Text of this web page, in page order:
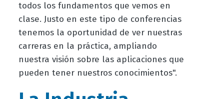
todos los fundamentos que vemos en
clase. Justo en este tipo de conferencias
tenemos la oportunidad de ver nuestras
carreras en la práctica, ampliando
nuestra visión sobre las aplicaciones que
pueden tener nuestros conocimientos".